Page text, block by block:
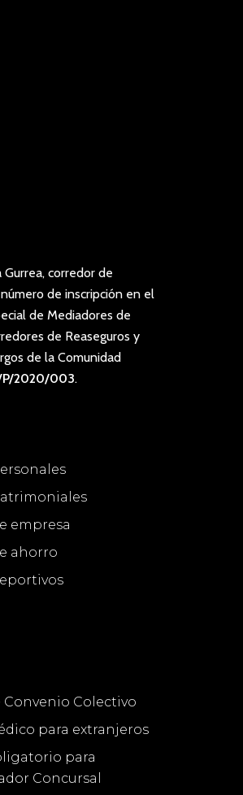
Gurrea, corredor de
de inscripción en el
de Mediadores de
de Reaseguros y
de la Comunidad
2020/003.
empresa
ahorro
Convenio Colectivo
para extranjeros
para
Concursal